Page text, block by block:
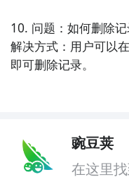
10. 问题：如何删除记
解决方式：用户可以
即可删除记录。
豌豆荚
在这里